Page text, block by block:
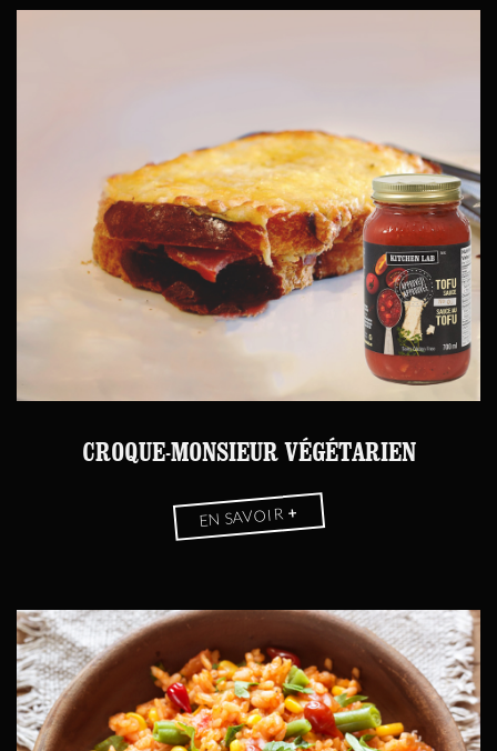
CROQUE-MONSIEUR VÉGÉTARIEN
EN SAVOIR+